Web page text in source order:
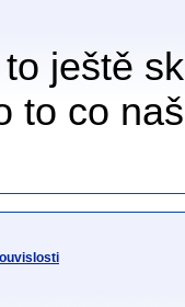
ještě
to co